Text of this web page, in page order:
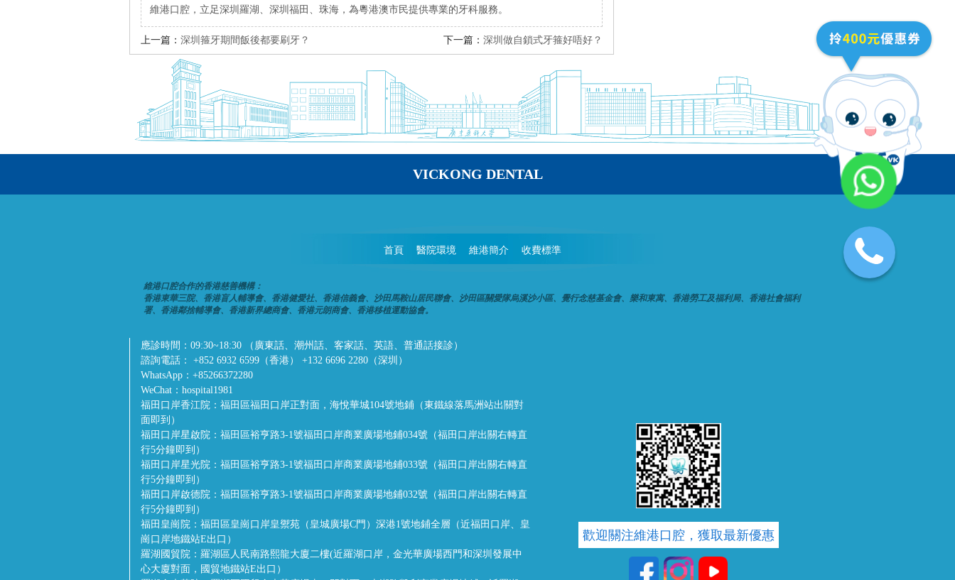
維港口腔，立足深圳羅湖、深圳福田、珠海，為粵港澳市民提供專業的牙科服務。
上一篇： 深圳箍牙期間飯後都要刷牙？ 下一篇： 深圳做自鎖式牙箍好唔好？
VICKONG DENTAL
首頁 醫院環境 維港簡介 收費標準
維港口腔合作的香港慈善機構：
香港東華三院、香港盲人輔導會、香港健愛社、香港信義會、沙田馬鞍山居民聯會、沙田區關愛隊烏溪沙小區、覺行念慈基金會、樂和東寓、香港勞工及福利局、香港社會福利
署、香港鄰捨輔導會、香港新界總商會、香港元朗商會、香港移植運動協會。
應診時間： 09:30~18:30 （廣東話、潮州話、客家話、英語、普通話接診）
諮詢電話：
+852 6932 6599（香港） +132 6696 2280（深圳）
WhatsApp： +85266372280
WeChat： hospital1981
福田口岸香江院： 福田區福田口岸正對面，海悅華城104號地鋪（東鐵線落馬洲站出關對
面即到）
福田口岸星啟院： 福田區裕亨路3-1號福田口岸商業廣場地鋪034號（福田口岸出關右轉直
行5分鐘即到）
福田口岸星光院： 福田區裕亨路3-1號福田口岸商業廣場地鋪033號（福田口岸出關右轉直
行5分鐘即到）
福田口岸啟德院： 福田區裕亨路3-1號福田口岸商業廣場地鋪032號（福田口岸出關右轉直
行5分鐘即到）
福田皇崗院： 福田區皇崗口岸皇禦苑（皇城廣場C門）深港1號地鋪全層（近福田口岸、皇
崗口岸地鐵站E出口）
羅湖國貿院： 羅湖區人民南路熙龍大廈二樓(近羅湖口岸，金光華廣場西門和深圳發展中
心大廈對面，國貿地鐵站E出口）
歡迎關注維港口腔，獲取最新優惠